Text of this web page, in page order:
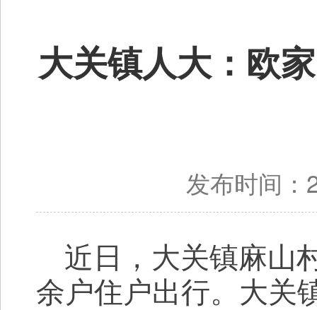
大关镇人大：欧
发布时间
近日，大关镇麻山
余户住户出行。 大关